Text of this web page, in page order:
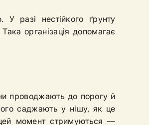
разі нестійкого ґрунту
організація допомагає
проводжають до порогу й
саджають у нішу, як це
момент стримуються —